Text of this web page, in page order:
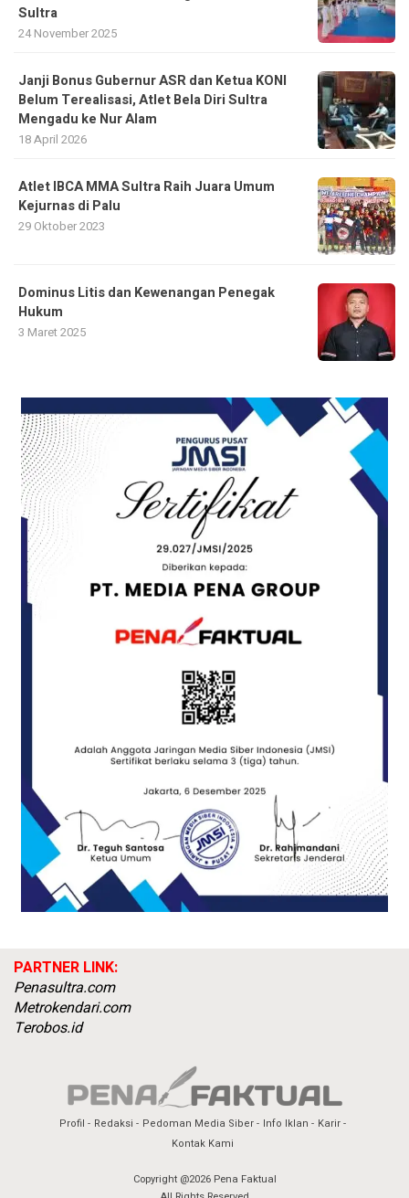
Sultra
24 November 2025
Janji Bonus Gubernur ASR dan Ketua KONI
Belum Terealisasi, Atlet Bela Diri Sultra
Mengadu ke Nur Alam
18 April 2026
Atlet IBCA MMA Sultra Raih Juara Umum
Kejurnas di Palu
29 Oktober 2023
Dominus Litis dan Kewenangan Penegak
Hukum
3 Maret 2025
PARTNER LINK:
Penasultra.com
Metrokendari.com
Terobos.id
Profil Redaksi Pedoman Media Siber Info Iklan
Karir
Kontak Kami
Copyright @2026 Pena Faktual